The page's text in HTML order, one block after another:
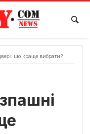
що краще вибрати?